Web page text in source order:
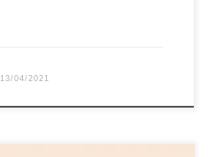
13/04/2021